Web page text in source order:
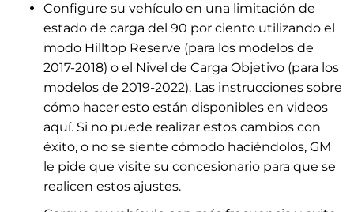
Configure su vehículo en una limitación de
estado de carga del 90 por ciento utilizando el
modo Hilltop Reserve (para los modelos de
2017-2018) o el Nivel de Carga Objetivo (para los
modelos de 2019-2022). Las instrucciones sobre
cómo hacer esto están disponibles en videos
aquí. Si no puede realizar estos cambios con
éxito, o no se siente cómodo haciéndolos, GM
le pide que visite su concesionario para que se
realicen estos ajustes.